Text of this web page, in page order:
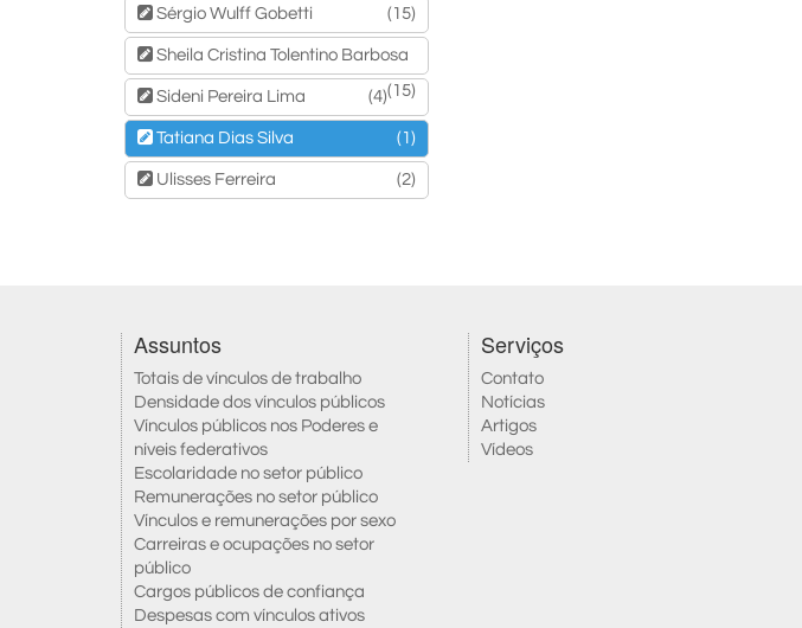
Sérgio Wulff Gobetti (15)
Sheila Cristina Tolentino Barbosa
(15)
Sideni Pereira Lima (4)
Tatiana Dias Silva (1)
Ulisses Ferreira (2)
Assuntos
Totais de vínculos de trabalho
Densidade dos vínculos públicos
Vínculos públicos nos Poderes e
níveis federativos
Escolaridade no setor público
Remunerações no setor público
Vínculos e remunerações por sexo
Carreiras e ocupações no setor
público
Cargos públicos de confiança
Despesas com vínculos ativos
Serviços
Contato
Notícias
Artigos
Vídeos